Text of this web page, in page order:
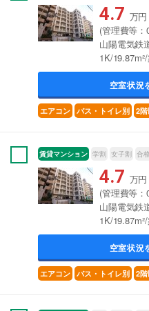
4.7 万円
(管理費等：
山陽電気鉄
1K/
空室状況
エアコン バス・トイレ別 2
賃貸マンション 学割 女子割 合
4.7 万円
(管理費等：
山陽電気鉄
1K/
空室状況
エアコン バス・トイレ別 2